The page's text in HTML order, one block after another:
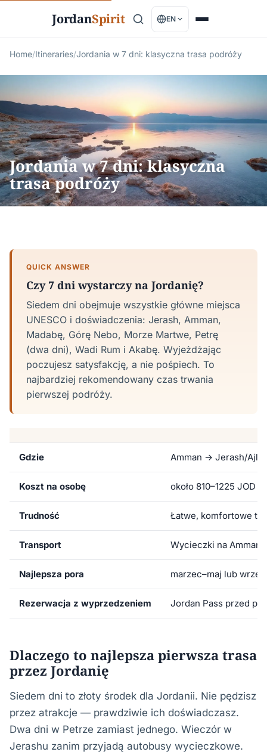
JordanSpirit EN
Home/Itineraries/Jordania w 7 dni: klasyczna trasa podróży
Jordania w 7 dni: klasyczna
trasa podróży
QUICK ANSWER
Czy 7 dni wystarczy na Jordanię?
Siedem dni obejmuje wszystkie główne miejsca
UNESCO i doświadczenia: Jerash, Amman,
Madabę, Górę Nebo, Morze Martwe, Petrę
(dwa dni), Wadi Rum i Akabę. Wyjeżdżając
poczujesz satysfakcję, a nie pośpiech. To
najbardziej rekomendowany czas trwania
pierwszej podróży.
Gdzie Amman → Jerash/
Koszt na osobę około 810–1225 JOD
Trudność Łatwe, komfortowe
Transport Wycieczki na
Najlepsza pora marzec–maj lub
Rezerwacja z wyprzedzeniem Jordan Pass przed
Dlaczego to najlepsza pierwsza trasa
przez Jordanię
Siedem dni to złoty środek dla Jordanii. Nie pędzisz
przez atrakcje — prawdziwie ich doświadczasz.
Dwa dni w Petrze zamiast jednego. Wieczór w
Jerashu zanim przyjadą autobusy wycieczkowe.